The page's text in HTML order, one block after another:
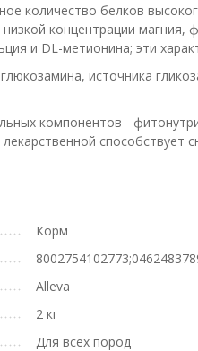
количество белков
концентрации
и DL-метионина; эти
источника
компонентов -
способствует
Корм
Alleva
2 кг
Для всех пород